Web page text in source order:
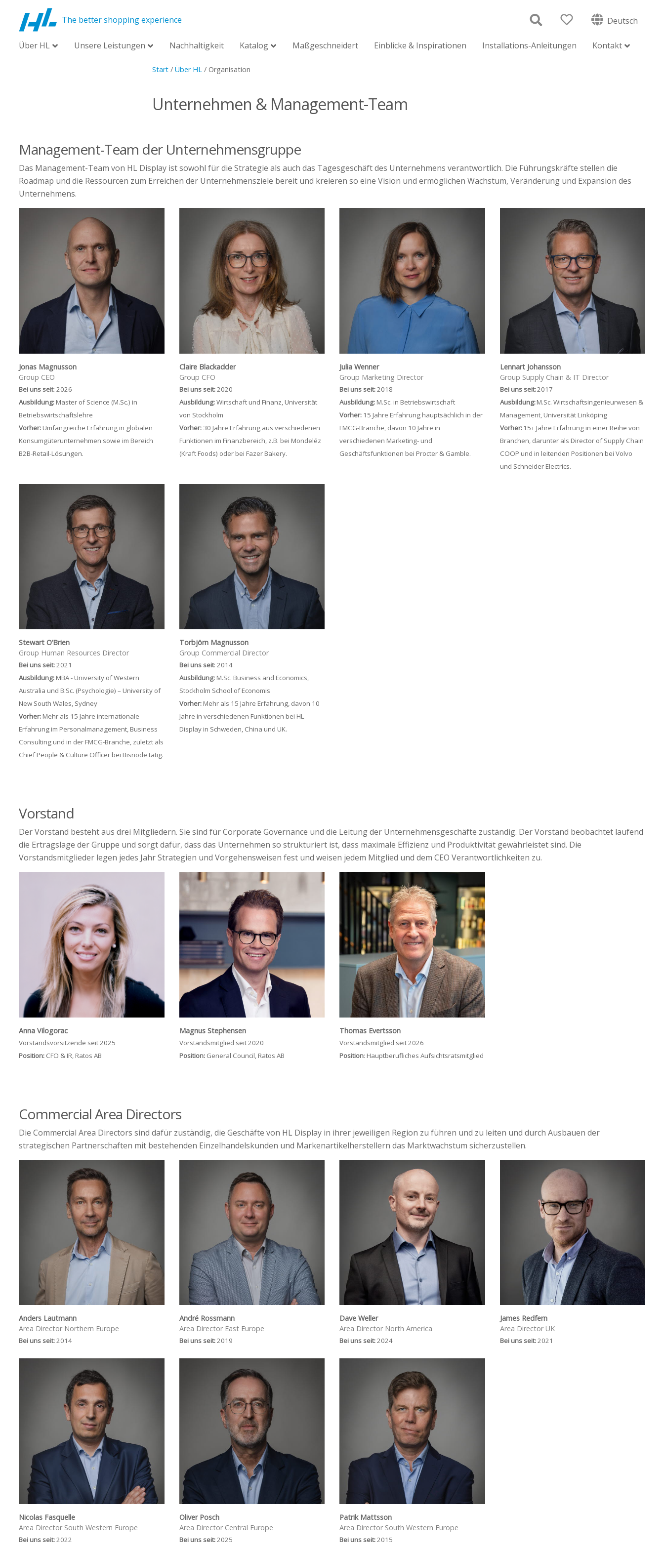
The better shopping experience Deutsch
Über HL Unsere Leistungen Nachhaltigkeit Katalog Maßgeschneidert Einblicke & Inspirationen Installations-Anleitungen Kontakt
Start/ Über HL/ Organisation
Unternehmen & Management-Team
Management-Team der Unternehmensgruppe
Das Management-Team von HL Display ist sowohl für die Strategie als auch das Tagesgeschäft des Unternehmens verantwortlich. Die Führungskräfte stellen die
Roadmap und die Ressourcen zum Erreichen der Unternehmensziele bereit und kreieren so eine Vision und ermöglichen Wachstum, Veränderung und Expansion des
Unternehmens.
Jonas Magnusson
Group CEO
Bei uns seit: 2026
Ausbildung:Master of Science (M.Sc.) in
Betriebswirtschaftslehre
Vorher:Umfangreiche Erfahrung in globalen
Konsumgüterunternehmen sowie im Bereich
B2B-Retail-Lösungen.
Claire Blackadder
Group CFO
Bei uns seit:2020
Ausbildung:Wirtschaft und Finanz, Universität
von Stockholm
Vorher:30 Jahre Erfahrung aus verschiedenen
Funktionen im Finanzbereich, z.B. bei Mondelēz
(Kraft Foods) oder bei Fazer Bakery.
Julia Wenner
Group Marketing Director
Bei uns seit:2018
Ausbildung:M.Sc. in Betriebswirtschaft
Vorher: 15 Jahre Erfahrung hauptsächlich in der
FMCG-Branche, davon 10 Jahre in
verschiedenen Marketing- und
Geschäftsfunktionen bei Procter & Gamble.
Lennart Johansson
Group Supply Chain & IT Director
Bei uns seit:2017
Ausbildung:M.Sc. Wirtschaftsingenieurwesen &
Management, Universität Linköping
Vorher:15+ Jahre Erfahrung in einer Reihe von
Branchen, darunter als Director ofSupply Chain
COOP und in leitenden Positionen bei Volvo
und SchneiderElectrics.
Stewart O’Brien
Group Human Resources Director
Bei uns seit:2021
Ausbildung:MBA - University of Western
Australia und B.Sc. (Psychologie) – University of
New South Wales, Sydney
Vorher:Mehr als 15 Jahre internationale
Erfahrung im Personalmanagement, Business
Consulting und in der FMCG-Branche, zuletzt als
Chief People & Culture Officer bei Bisnode tätig.
Torbjörn Magnusson
Group Commercial Director
Bei uns seit: 2014
Ausbildung:M.Sc. Business and Economics,
Stockholm School of Economis
Vorher:Mehr als 15 Jahre Erfahrung, davon 10
Jahre in verschiedenen Funktionen bei HL
Display in Schweden, China und UK.
Vorstand
Der Vorstand besteht aus drei Mitgliedern. Sie sind für Corporate Governance und die Leitung der Unternehmensgeschäfte zuständig. Der Vorstand beobachtet laufend
die Ertragslage der Gruppe und sorgt dafür, dass das Unternehmen so strukturiert ist, dass maximale Effizienz und Produktivität gewährleistet sind. Die
Vorstandsmitglieder legen jedes Jahr Strategien und Vorgehensweisen fest und weisen jedem Mitglied und dem CEO Verantwortlichkeiten zu.
Anna Vilogorac
Vorstandsvorsitzende seit 2025
Position: CFO & IR, Ratos AB
Magnus Stephensen
Vorstandsmitglied seit 2020
Position:General Council, Ratos AB
Thomas Evertsson
Vorstandsmitglied seit 2026
Position: Hauptberufliches Aufsichtsratsmitglied
Commercial Area Directors
Die Commercial Area Directors sind dafür zuständig, die Geschäfte von HL Display in ihrer jeweiligen Region zu führen und zu leiten und durch Ausbauen der
strategischen Partnerschaften mit bestehenden Einzelhandelskunden und Markenartikelherstellern das Marktwachstum sicherzustellen.
Anders Lautmann
Area Director Northern Europe
Bei uns seit:2014
André Rossmann
Area Director East Europe
Bei uns seit:2019
Dave Weller
Area Director North America
Bei uns seit:2024
James Redfern
Area Director UK
Bei uns seit:2021
Nicolas Fasquelle
Area Director South Western Europe
Bei uns seit:2022
Oliver Posch
Area Director Central Europe
Bei uns seit:2025
Patrik Mattsson
Area Director South Western Europe
Bei uns seit:2015